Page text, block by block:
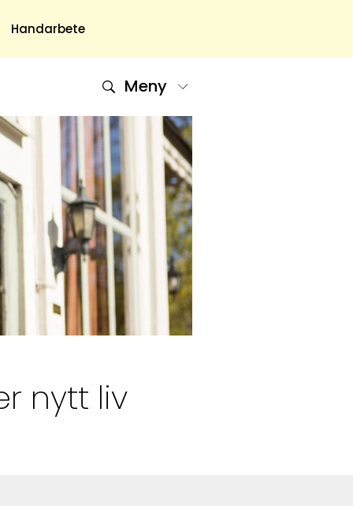
Handarbete
Om Oss
Om Oss & Kontakt
Tidningar Hos Allas.se
Nyhetsbrev
Om Cookies
Integritetspolicy
Skapa Konto
Hantera Preferenser
Våra Skribenter
Meny
nytt liv